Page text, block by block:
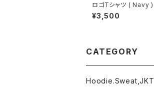
ロゴTシャツ ( Navy )
¥3,500
CATEGORY
Hoodie.Sweat,JKT